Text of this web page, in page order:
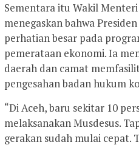
Sementara itu Wakil
menegaskan bahwa
perhatian besar pada
pemerataan ekonomi. Ia
daerah dan camat
pengesahan badan hukum
“Di Aceh, baru sekitar 10
melaksanakan Musdesus.
gerakan sudah mulai cepat.